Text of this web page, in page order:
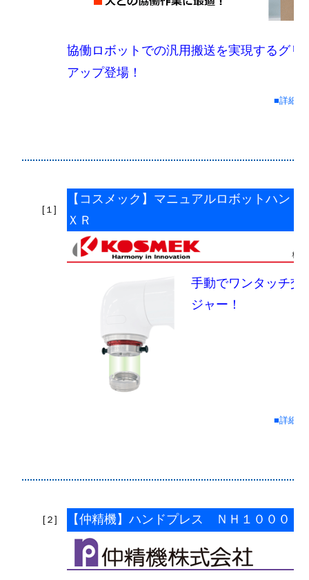
協働ロボットでの汎用搬送を実現するグリ
アップ登場！
■詳細情
[１]
【コスメック】マニュアルロボットハン
ＸＲ
手動でワンタッチ交
ジャー！
■詳細情
[２] 【仲精機】ハンドプレス ＮＨ１０００